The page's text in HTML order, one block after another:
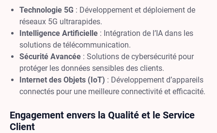
Technologie 5G : Développement et déploiement de
réseaux 5G ultrarapides.
Intelligence Artificielle : Intégration de l’IA dans les
solutions de télécommunication.
Sécurité Avancée : Solutions de cybersécurité pour
protéger les données sensibles des clients.
Internet des Objets (IoT) : Développement d’appareils
connectés pour une meilleure connectivité et efficacité.
Engagement envers la Qualité et le Service
Client